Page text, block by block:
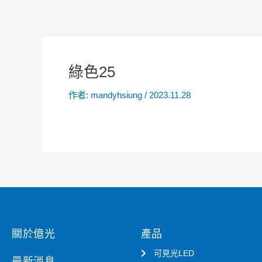
綠色25
作者: mandyhsiung / 2023.11.28
關於億光 產品
可見光LED